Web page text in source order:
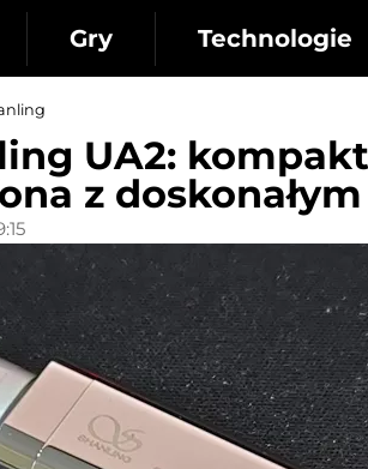
Gry Technologie
UA2:
z